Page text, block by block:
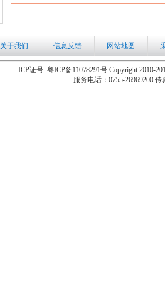
关于我们 信息反馈 网站地图
ICP证号: 粤ICP备11078291号 Copyright 2010-
服务电话：0755-26969200 传